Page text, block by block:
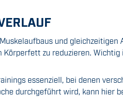
und
zu reduzieren.
essenziell, bei denen
durchgeführt wird, kann hier